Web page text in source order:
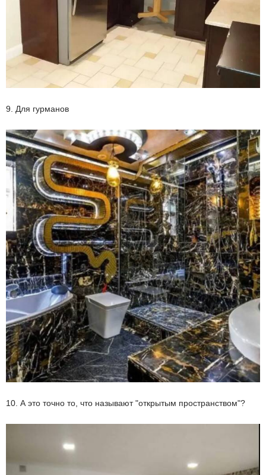
9. Для гурманов
10. А это точно то, что называют "открытым пространством"?